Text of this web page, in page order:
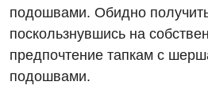
Диетология
Кардиология
Маммология
подошвами. Обидно
поскользнувшись на
предпочтение тапкам с
подошвами.